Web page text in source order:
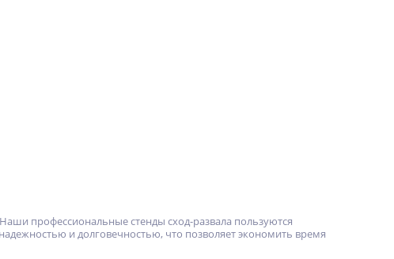
профессиональные стенды сход-развала пользуются
и долговечностью, что позволяет экономить время